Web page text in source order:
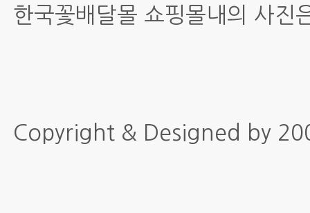
한국꽃배달몰 쇼핑몰내의 사진
Copyright & Designed by